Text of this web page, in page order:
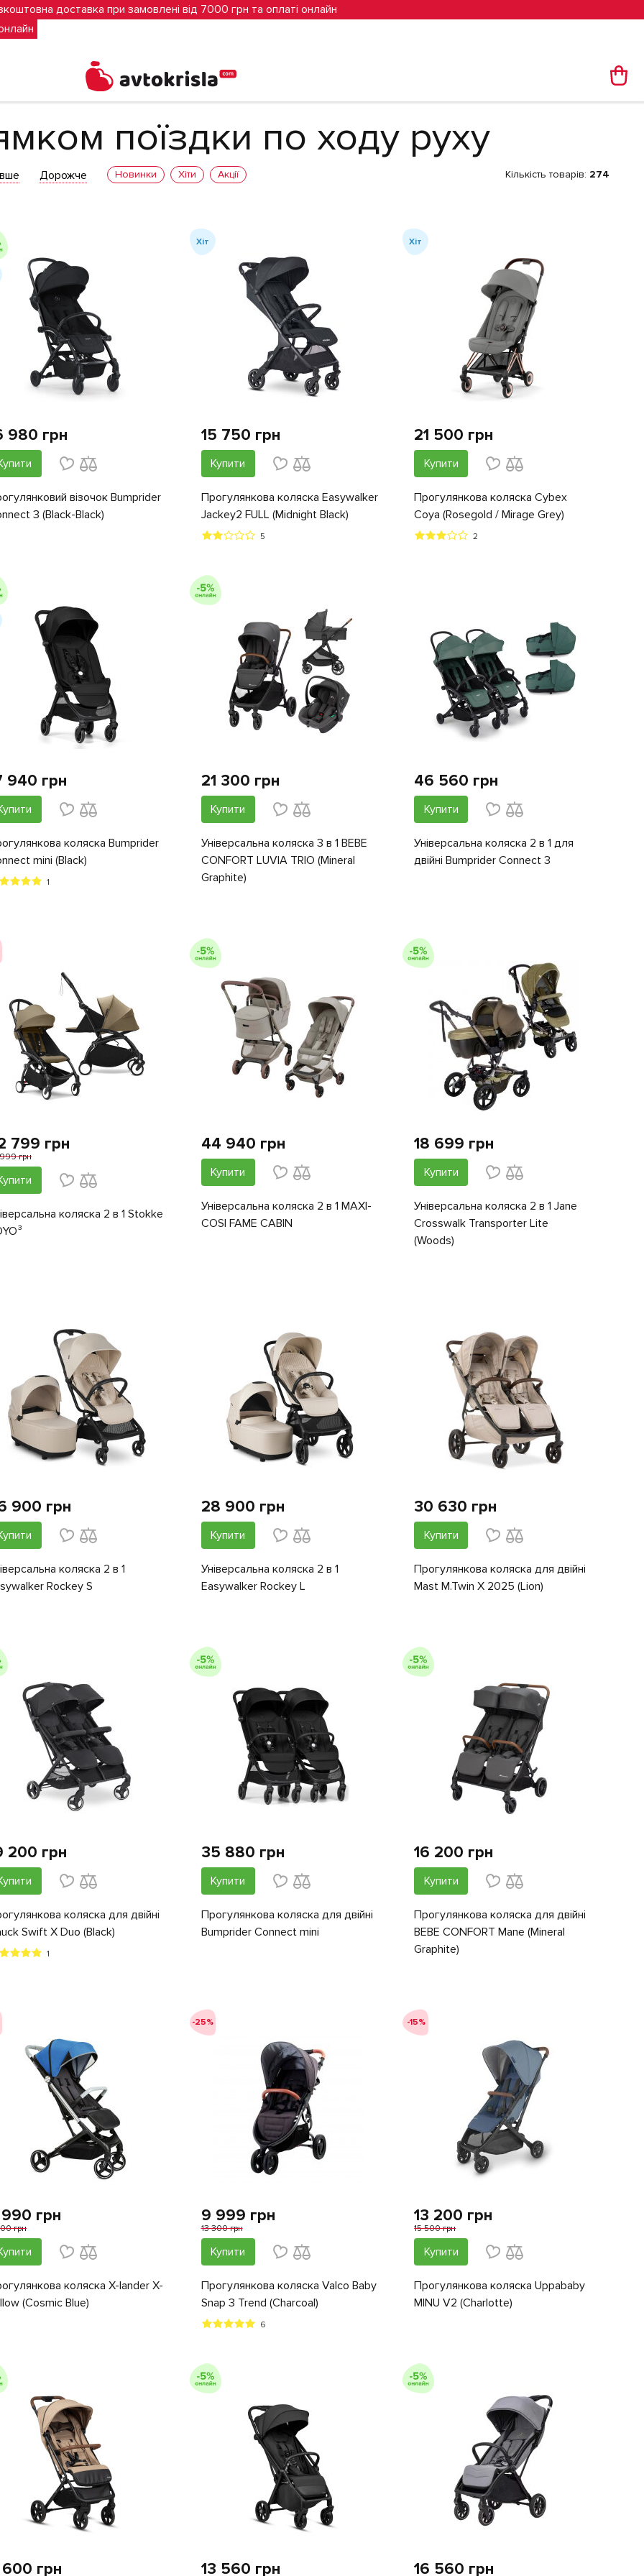
доставка при замовлені від 7000 грн та оплаті онлайн
поїздки по ходу руху
Дорожче Новинки Хіти Акції Кількість товарів: 274
980 грн
візочок Bumprider
3 (Black-Black)
Хіт
15 750 грн
Купити
Прогулянкова коляска Easywalker
Jackey2 FULL (Midnight Black)
5
Хіт
21 500 грн
Купити
Прогулянкова коляска Cybex
Coya (Rosegold / Mirage Grey)
2
940 грн
коляска Bumprider
mini (Black)
1
21 300 грн
Купити
Універсальна коляска 3 в 1 BEBE
CONFORT LUVIA TRIO (Mineral
Graphite)
46 560 грн
Купити
Універсальна коляска 2 в 1 для
двійні Bumprider Connect 3
799 грн
грн
коляска 2 в 1 Stokke
44 940 грн
Купити
Універсальна коляска 2 в 1 MAXI-
COSI FAME CABIN
18 699 грн
Купити
Універсальна коляска 2 в 1 Jane
Crosswalk Transporter Lite
(Woods)
900 грн
коляска 2 в 1
Rockey S
28 900 грн
Купити
Універсальна коляска 2 в 1
Easywalker Rockey L
30 630 грн
Купити
Прогулянкова коляска для двійні
Mast M.Twin X 2025 (Lion)
200 грн
коляска для двійні
Swift X Duo (Black)
1
35 880 грн
Купити
Прогулянкова коляска для двійні
Bumprider Connect mini
16 200 грн
Купити
Прогулянкова коляска для двійні
BEBE CONFORT Mane (Mineral
Graphite)
грн
грн
коляска X-lander X-
(Cosmic Blue)
-25%
9 999 грн
13 300 грн
Купити
Прогулянкова коляска Valco Baby
Snap 3 Trend (Charcoal)
6
-15%
13 200 грн
15 500 грн
Купити
Прогулянкова коляска Uppababy
MINU V2 (Charlotte)
грн 13 560 грн 16 560 грн